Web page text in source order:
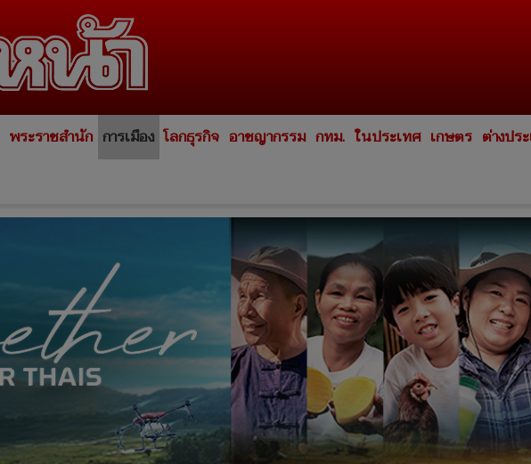
พระราชสำนัก การเมือง โลกธุรกิจ อาชญากรรม กทม. ในประเทศ เกษตร ต่างปร